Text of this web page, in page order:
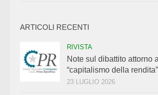
ARTICOLI RECENTI
RIVISTA
Note sul dibattito attorno al
“capitalismo della rendita”
23 LUGLIO 2026